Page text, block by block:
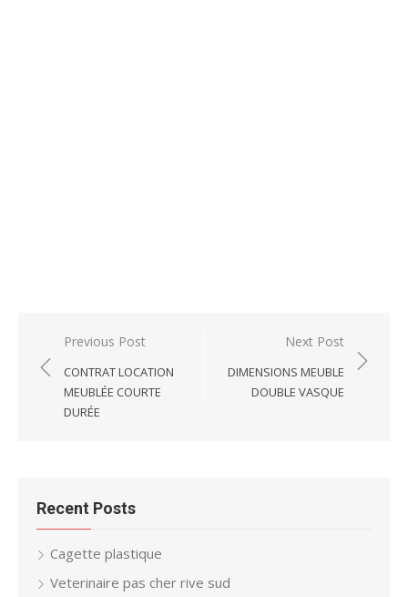
Post
navigation
Previous Post
CONTRAT LOCATION
MEUBLÉE COURTE
DURÉE
Next Post
DIMENSIONS MEUBLE
DOUBLE VASQUE
Recent Posts
Cagette plastique
Veterinaire pas cher rive sud